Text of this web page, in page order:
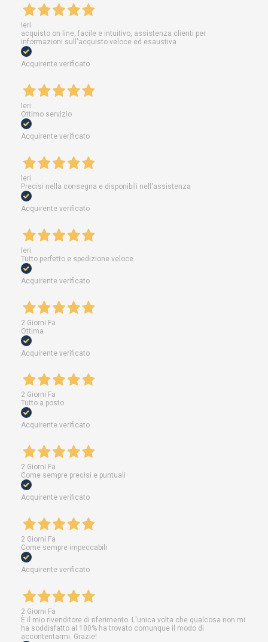
Ieri
acquisto on line, facile e intuitivo, assistenza clienti per
informazioni sull'acquisto veloce ed esaustiva
Acquirente verificato
Ieri
Ottimo servizio
Acquirente verificato
Ieri
Precisi nella consegna e disponibili nell'assistenza
Acquirente verificato
Ieri
Tutto perfetto e spedizione veloce.
Acquirente verificato
2 Giorni Fa
Ottima
Acquirente verificato
2 Giorni Fa
Tutto a posto
Acquirente verificato
2 Giorni Fa
Come sempre precisi e puntuali
Acquirente verificato
2 Giorni Fa
Come sempre impeccabili
Acquirente verificato
2 Giorni Fa
È il mio rivenditore di riferimento. L'unica volta che qualcosa non mi
ha soddisfatto al 100% ha trovato comunque il modo di
accontentarmi. Grazie!